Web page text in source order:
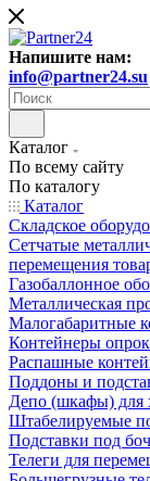
Напишите нам:
info@partner24.su
Каталог
По всему сайту
По каталогу
Каталог
Складское
Сетчатые
перемещения
Газобаллонное
Металлическая
Малогабаритные
Контейнеры
Распашные
Поддоны и
Депо (шкафы) для
Штабелируемые
Подставки под
Телеги для